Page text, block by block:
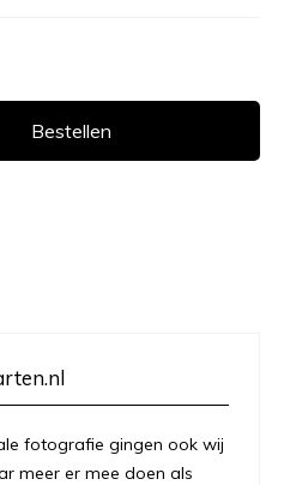
Bestellen
fotografie gingen ook wij
meer er mee doen als